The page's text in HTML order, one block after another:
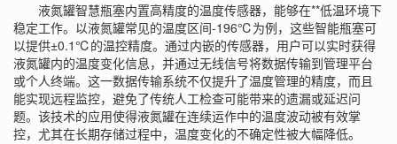
液氮罐智慧瓶塞内置高精度的温度传感器，能够在**低温环境下
稳定工作。以液氮罐常见的温度区间-196℃为例，这些智能瓶塞可
以提供±0.1℃的温控精度。通过内嵌的传感器，用户可以实时获得
液氮罐内的温度变化信息，并通过无线信号将数据传输到管理平台
或个人终端。这一数据传输系统不仅提升了温度管理的精度，而且
能实现远程监控，避免了传统人工检查可能带来的遗漏或延迟问
题。该技术的应用使得液氮罐在连续运作中的温度波动被有效掌
控，尤其在长期存储过程中，温度变化的不确定性被大幅降低。